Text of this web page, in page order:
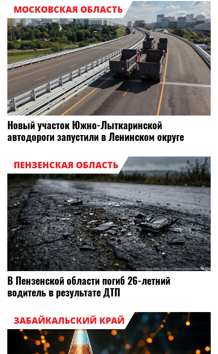
МОСКОВСКАЯ ОБЛАСТЬ
Новый участок Южно-Лыткаринской
автодороги запустили в Ленинском округе
ПЕНЗЕНСКАЯ ОБЛАСТЬ
В Пензенской области погиб 26-летний
водитель в результате ДТП
ЗАБАЙКАЛЬСКИЙ КРАЙ